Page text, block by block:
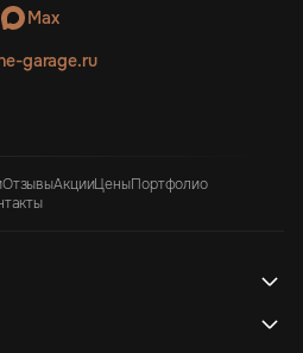
Max
garage.ru
ОтзывыАкцииЦеныПортфолио